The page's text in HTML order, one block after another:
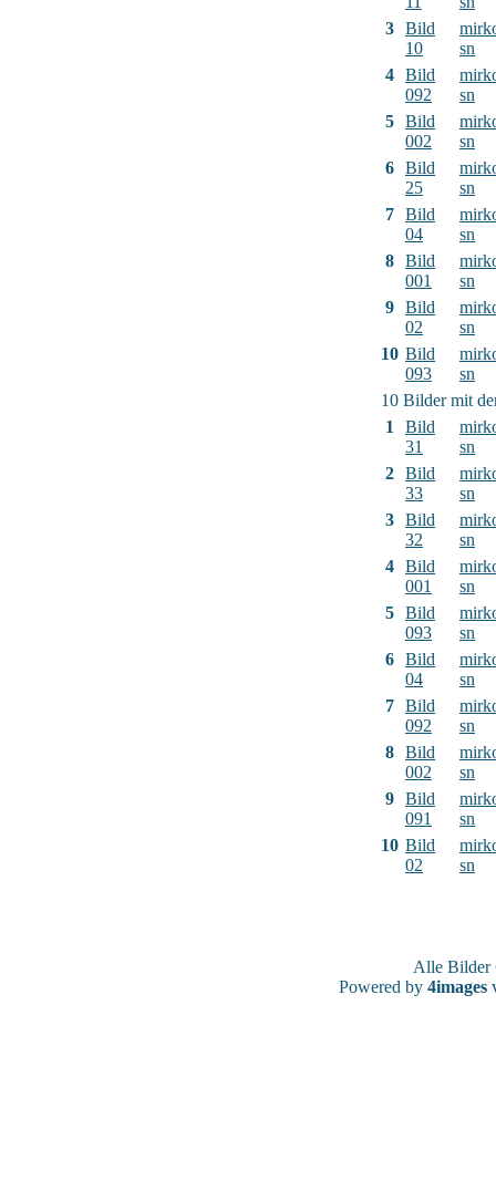
3 Bild
10
sn
4 Bild
092
sn
5 Bild
002
sn
6 Bild
25
sn
7 Bild
04
sn
8 Bild
001
sn
9 Bild
02
sn
10 Bild
093
sn
10 Bilder mit
1
Bild
31
sn
2 Bild
33
sn
3 Bild
32
sn
4 Bild
001
sn
5 Bild
093
sn
6 Bild
04
sn
7 Bild
092
sn
8 Bild
002
sn
9 Bild
091
sn
10 Bild
02
sn
Alle
Powered by 4images